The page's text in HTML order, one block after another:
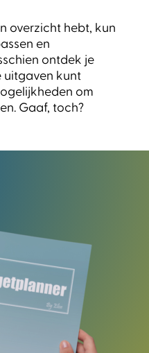
overzicht hebt, kun
en
ontdek je
uitgaven kunt
om
Gaaf, toch?